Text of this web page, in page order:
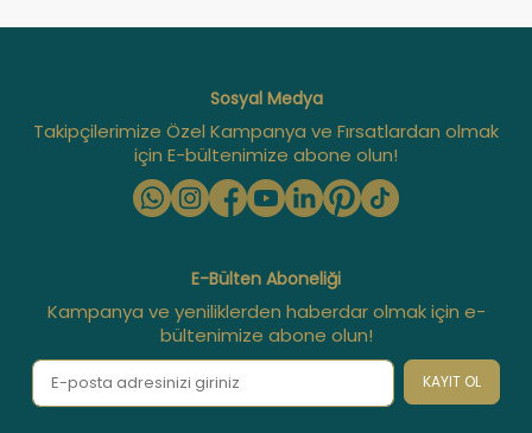
Sosyal Medya
Takipçilerimize Özel Kampanya ve Fırsatlardan olmak
için E-bültenimize abone olun!
E-Bülten Aboneliği
Kampanya ve yeniliklerden haberdar olmak için e-
bültenimize abone olun!
KAYIT OL